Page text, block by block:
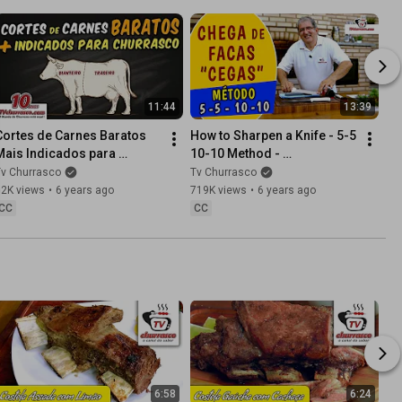
11:44
de Carnes Baratos
Indicados para
- TvChurrasco -
do Churrasco -
5
Churrasco
views • 6 years ago
13:39
How to Sharpen a Knife - 5-5
10-10 Method -
TvChurrasco - Barbecue
Manual - Part 6
Tv Churrasco
719K views • 6 years ago
CC
6:58 6:24